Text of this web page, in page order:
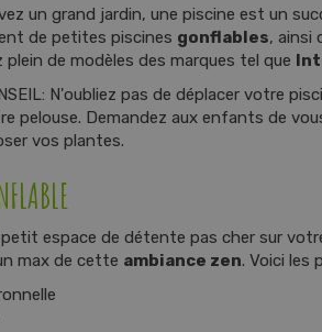
un grand jardin, une piscine est un
de petites piscines gonflables, ainsi
plein de modèles des marques tel que
N'oubliez pas de déplacer votre
pelouse. Demandez aux enfants de
vos plantes.
petit espace de détente pas cher sur
max de cette ambiance zen. Voici les